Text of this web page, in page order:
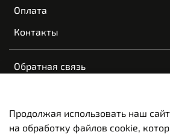
Оплата
Контакты
Обратная связь
Оферта и политика
Вакансии
Продолжая использовать наш
на обработку файлов cookie,